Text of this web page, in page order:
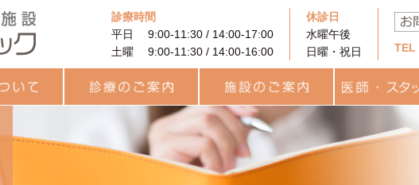
診療時間
平日 9:00-11:30 / 14:00-17:00
土曜 9:00-11:30 / 14:00-16:00
休診日
水曜午後
日曜・祝日
TEL
一般不妊治療
高度生殖補助医療
卵子凍結
男性不妊外来
着床前遺伝学的検査
（PGT-A・SR）
PRP (多血小板血漿）を
用いた不妊治療
用語集
治療費用について
プレコンセプション検査 統合医療
レーザー治療
ヨガセラピー
リラティス
サプリメント
施設のご案内
待合ロビー
ARTフロア
ラボラトリー
統合治療関連
キッズルーム